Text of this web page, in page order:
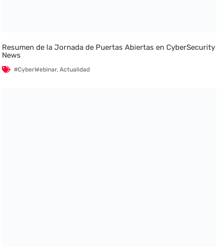
Resumen de la Jornada de Puertas Abiertas en CyberSecurity
News
#CyberWebinar,Actualidad